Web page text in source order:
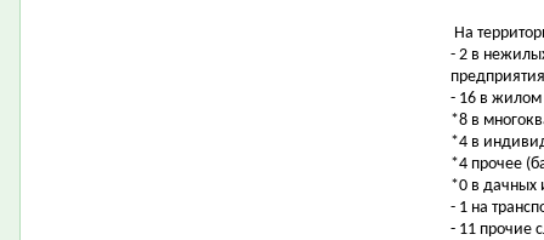
На
- 2 в
- 16 в жилом
*8 в
*4 в
*4 прочее
*0 в дачных
- 1 на
- 11 прочие